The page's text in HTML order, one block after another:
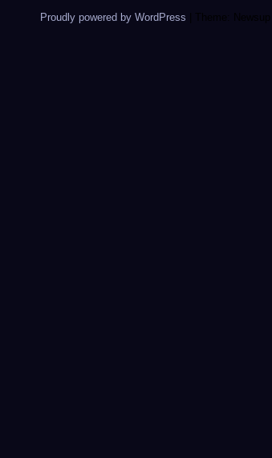
Proudly powered by WordPress Theme: Newsup